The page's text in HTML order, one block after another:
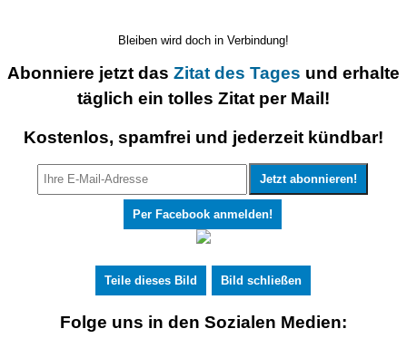
Bleiben wird doch in Verbindung!
Abonniere jetzt das Zitat des Tages und erhalte
täglich ein tolles Zitat per Mail!
Kostenlos, spamfrei und jederzeit kündbar!
Per Facebook anmelden!
Teile dieses Bild Bild schließen
Folge uns in den Sozialen Medien: